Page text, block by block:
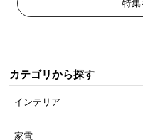
本革のような重厚感と
生地を採用しました。
特集
カテゴリから探す
インテリア
家電